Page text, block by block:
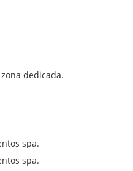
dedicada.
spa.
spa.